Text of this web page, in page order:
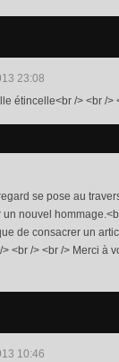
23:08
étincelle<br /> <br />
se pose au
nouvel
de consacrer un
<br /> <br /> Merci à
10:46